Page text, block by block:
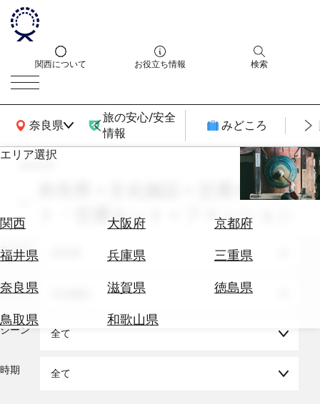
関西について お役立ち情報 検索
奈良県
関西広域MAP
旅の安心/安全
情報
みどころ
エリア選択
関西 大阪府
京都府
福井県
兵庫県
三重県
奈良県
滋賀県
徳島県
鳥取県
和歌山県
エ
券
テ
を
search
奈良県 × 文化施設 × 交通チケッ
ト・交通セット × ファッション
エリア
テーマ
シーン 全て
時期 全て